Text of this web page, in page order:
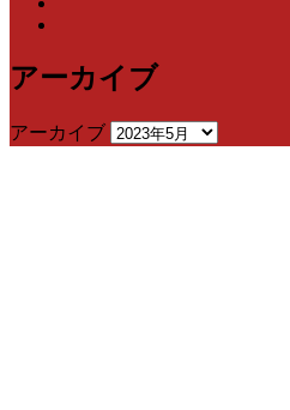
アーカイブ
アーカイブ